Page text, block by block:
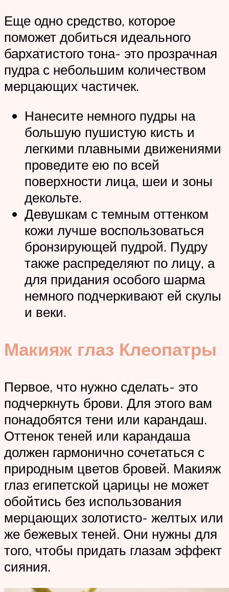
Еще одно средство, которое
поможет добиться идеального
бархатистого тона- это прозрачная
пудра с небольшим количеством
мерцающих частичек.
Нанесите немного пудры на
большую пушистую кисть и
легкими плавными движениями
проведите ею по всей
поверхности лица, шеи и зоны
декольте.
Девушкам с темным оттенком
кожи лучше воспользоваться
бронзирующей пудрой. Пудру
также распределяют по лицу, а
для придания особого шарма
немного подчеркивают ей скулы
и веки.
Макияж глаз Клеопатры
Первое, что нужно сделать- это
подчеркнуть брови. Для этого вам
понадобятся тени или карандаш.
Оттенок теней или карандаша
должен гармонично сочетаться с
природным цветов бровей. Макияж
глаз египетской царицы не может
обойтись без использования
мерцающих золотисто- желтых или
же бежевых теней. Они нужны для
того, чтобы придать глазам эффект
сияния.